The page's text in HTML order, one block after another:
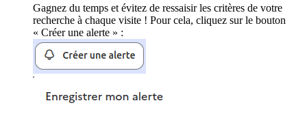
Gagnez du temps et évitez de ressaisir les critères de votre
recherche à chaque visite ! Pour cela, cliquez sur le bouton
« Créer une alerte » :